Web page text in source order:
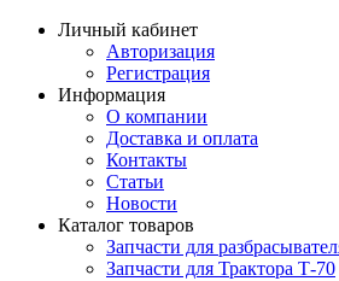
Личный кабинет
Авторизация
Регистрация
Информация
О компании
Доставка и оплата
Контакты
Статьи
Новости
Каталог товаров
Запчасти для
Запчасти для Трактора Т-70